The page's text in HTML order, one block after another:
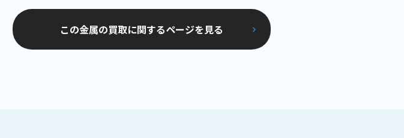
この金属の買取に関するページを見る